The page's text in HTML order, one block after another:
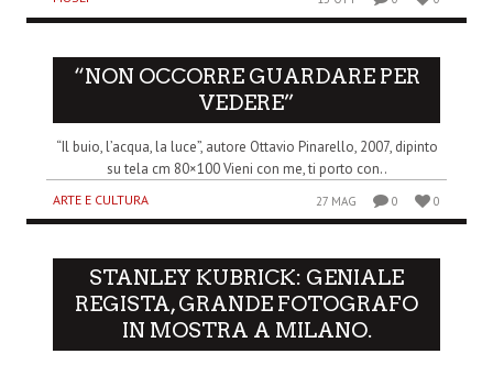
“NON OCCORRE GUARDARE PER
VEDERE”
“Il buio, l’acqua, la luce”, autore Ottavio Pinarello, 2007, dipinto
su tela cm 80×100 Vieni con me, ti porto con..
ARTE E CULTURA 27 MAG 0 0
STANLEY KUBRICK: GENIALE
REGISTA, GRANDE FOTOGRAFO
IN MOSTRA A MILANO.